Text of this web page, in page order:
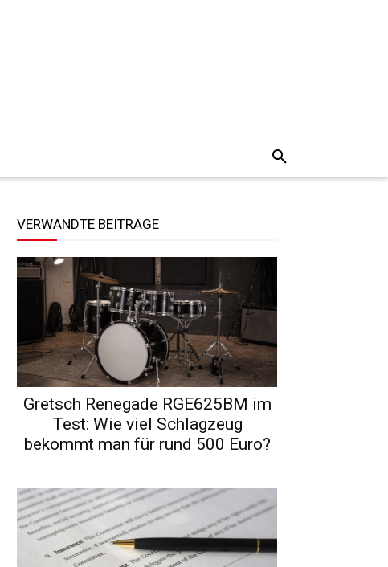
VERWANDTE BEITRÄGE
Gretsch Renegade RGE625BM im
Test: Wie viel Schlagzeug
bekommt man für rund 500 Euro?